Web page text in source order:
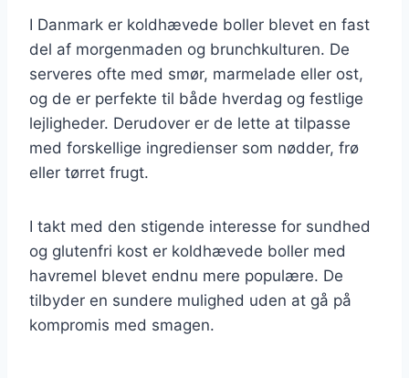
I Danmark er koldhævede boller blevet en fast
del af morgenmaden og brunchkulturen. De
serveres ofte med smør, marmelade eller ost,
og de er perfekte til både hverdag og festlige
lejligheder. Derudover er de lette at tilpasse
med forskellige ingredienser som nødder, frø
eller tørret frugt.
I takt med den stigende interesse for sundhed
og glutenfri kost er koldhævede boller med
havremel blevet endnu mere populære. De
tilbyder en sundere mulighed uden at gå på
kompromis med smagen.